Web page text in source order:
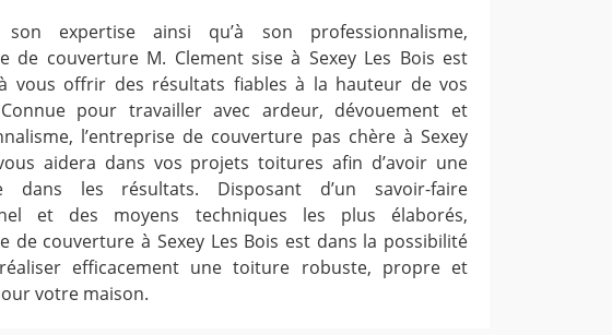
expertise ainsi qu’à son professionnalisme,
de couverture M. Clement sise à Sexey Les Bois est
vous offrir des résultats fiables à la hauteur de vos
pour travailler avec ardeur, dévouement et
l’entreprise de couverture pas chère à Sexey
aidera dans vos projets toitures afin d’avoir une
dans les résultats. Disposant d’un savoir-faire
et des moyens techniques les plus élaborés,
de couverture à Sexey Les Bois est dans la possibilité
efficacement une toiture robuste, propre et
votre maison.